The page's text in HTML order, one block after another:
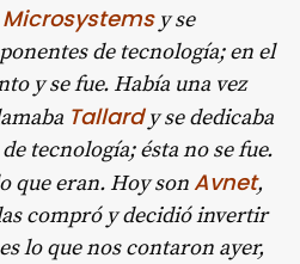
Microsystemsy se
de tecnología; en el
y se fue. Había una vez
Tallard y se dedicaba
tecnología; ésta no se fue.
que eran. Hoy sonAvnet,
compró y decidió invertir
lo que nos contaron ayer,